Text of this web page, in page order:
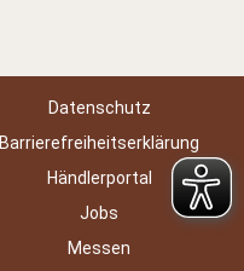
Datenschutz
Barrierefreiheitserklärung
Händlerportal
Jobs
Messen